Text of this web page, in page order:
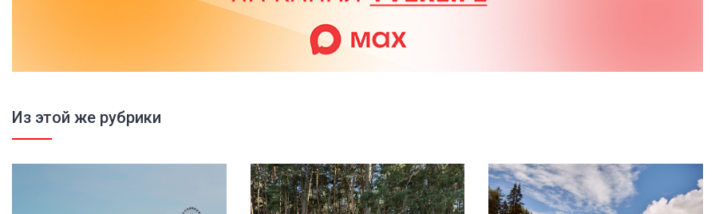
Из этой же рубрики